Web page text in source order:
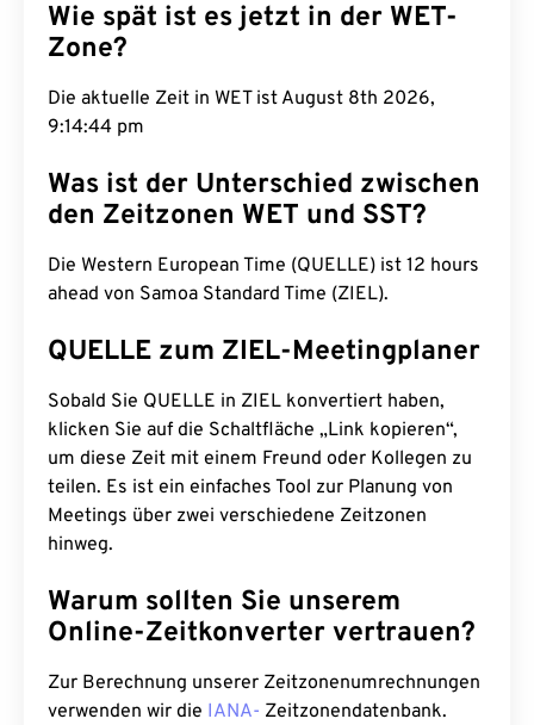
Wie spät ist es jetzt in der WET-
Zone?
Die aktuelle Zeit in WET ist August 8th 2026,
9:14:45 pm
Was ist der Unterschied zwischen
den Zeitzonen WET und SST?
Die Western European Time (QUELLE) ist 12 hours
ahead von Samoa Standard Time (ZIEL).
QUELLE zum ZIEL-Meetingplaner
Sobald Sie QUELLE in ZIEL konvertiert haben,
klicken Sie auf die Schaltfläche „Link kopieren“,
um diese Zeit mit einem Freund oder Kollegen zu
teilen. Es ist ein einfaches Tool zur Planung von
Meetings über zwei verschiedene Zeitzonen
hinweg.
Warum sollten Sie unserem
Online-Zeitkonverter vertrauen?
Zur Berechnung unserer Zeitzonenumrechnungen
verwenden wir die IANA- Zeitzonendatenbank.